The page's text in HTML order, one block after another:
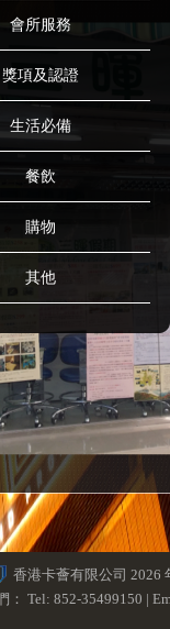
會所服務
獎項及認證
生活必備
餐飲
購物
其他
香港卡薈有限公司 2026
： Tel: 852-35499150 |